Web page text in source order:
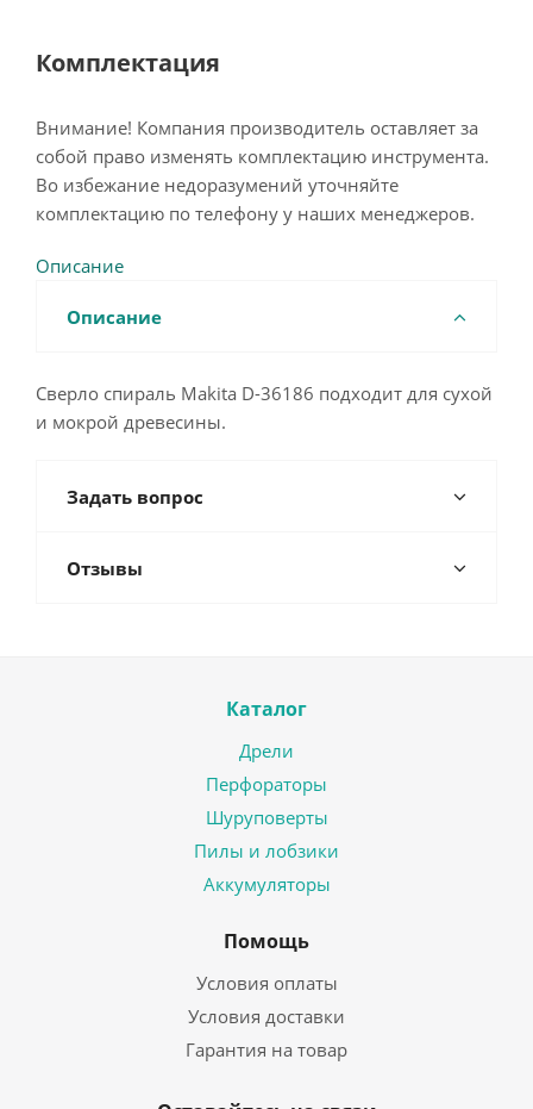
Комплектация
Внимание! Компания производитель оставляет за
собой право изменять комплектацию инструмента.
Во избежание недоразумений уточняйте
комплектацию по телефону у наших менеджеров.
Описание
Описание
Сверло спираль Makita D-36186 подходит для сухой
и мокрой древесины.
Задать вопрос
Отзывы
Каталог
Дрели
Перфораторы
Шуруповерты
Пилы и лобзики
Аккумуляторы
Помощь
Условия оплаты
Условия доставки
Гарантия на товар